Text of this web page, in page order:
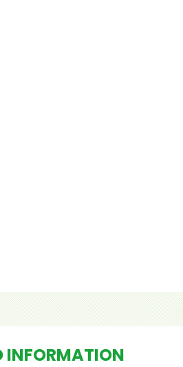
INFORMATION